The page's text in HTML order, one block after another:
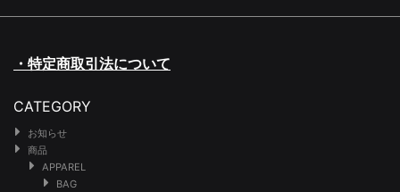
・特定商取引法について
CATEGORY
お知らせ
商品
APPAREL
BAG